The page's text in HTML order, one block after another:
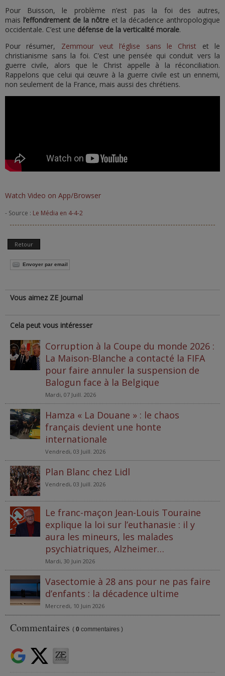
Pour Buisson, le problème n’est pas la foi des autres,
mais l’effondrement de la nôtre et la décadence anthropologique
occidentale. C’est une défense de la verticalité morale.
Pour résumer, Zemmour veut l’église sans le Christ et le
christianisme sans la foi. C’est une pensée qui conduit vers la
guerre civile, alors que le Christ appelle à la réconciliation.
Rappelons que celui qui œuvre à la guerre civile est un ennemi,
non seulement de la France, mais aussi des chrétiens.
Watch Video on App/Browser
- Source : Le Média en 4-4-2
Retour
Envoyer par email
Vous aimez ZE Journal
Cela peut vous intéresser
Corruption à la Coupe du monde 2026 :
La Maison-Blanche a contacté la FIFA
pour faire annuler la suspension de
Balogun face à la Belgique
Mardi, 07 Juill. 2026
Hamza « La Douane » : le chaos
français devient une honte
internationale
Vendredi, 03 Juill. 2026
Plan Blanc chez Lidl
Vendredi, 03 Juill. 2026
Le franc-maçon Jean-Louis Touraine
explique la loi sur l’euthanasie : il y
aura les mineurs, les malades
psychiatriques, Alzheimer…
Mardi, 30 Juin 2026
Vasectomie à 28 ans pour ne pas faire
d’enfants : la décadence ultime
Mercredi, 10 Juin 2026
Commentaires ( 0 commentaires )